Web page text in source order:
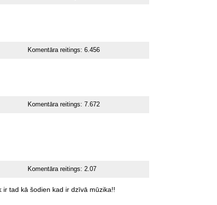
Komentāra reitings:6.456
Komentāra reitings: 7.672
Komentāra reitings:2.07
ir tad kā šodien kad ir dzīvā mūzika!!